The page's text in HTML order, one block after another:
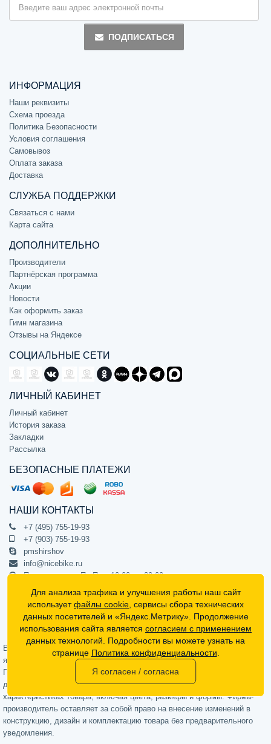
ПОДПИСАТЬСЯ
ИНФОРМАЦИЯ
Наши реквизиты
Схема проезда
Политика Безопасности
Условия соглашения
Самовывоз
Оплата заказа
Доставка
СЛУЖБА ПОДДЕРЖКИ
Связаться с нами
Карта сайта
ДОПОЛНИТЕЛЬНО
Производители
Партнёрская программа
Акции
Новости
Как оформить заказ
Гимн магазина
Отзывы на Яндексе
СОЦИАЛЬНЫЕ СЕТИ
ЛИЧНЫЙ КАБИНЕТ
Личный кабинет
История заказа
Закладки
Рассылка
БЕЗОПАСНЫЕ ПЛАТЕЖИ
НАШИ КОНТАКТЫ
+7 (495) 755-19-93
+7 (903) 755-19-93
pmshirshov
info@nicebike.ru
Прием звонков Пн-Пт с 10:00 до 20:00
ПВЗ Пн-Пт с 10:00 до 20:00
г. Москва, ул. Барклая 13с1
подъезд 1, цокольный этаж, офис 1
Официальный интернет-магазин NiceBike © 2012 - 2026
Вся информация на сайте носит ознакомительный характер, не
является публичной офертой (определяемой положениями Статьи 437
Гражданского кодекса РФ) и не может в полной мере передавать
достоверную информацию о свойствах, комплектации и
характеристиках товара, включая цвета, размеры и формы. Фирма-
производитель оставляет за собой право на внесение изменений в
конструкцию, дизайн и комплектацию товара без предварительного
уведомления.
Для анализа трафика и улучшения работы наш сайт
используетфайлы cookie , сервисы сбора технических
данных посетителей и «Яндекс.Метрику». Продолжение
использования сайта является согласием с применением
данных технологий. Подробности вы можете узнать на
странице Политика конфиденциальности
Я согласен / согласна